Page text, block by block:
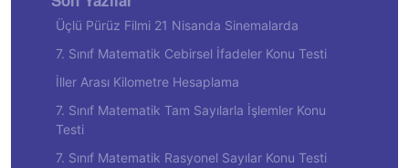
Üçlü Pürüz Filmi 21 Nisanda Sinemalarda
7. Sınıf Matematik Cebirsel İfadeler Konu Testi
İller Arası Kilometre Hesaplama
7. Sınıf Matematik Tam Sayılarla İşlemler Konu
Testi
7. Sınıf Matematik Rasyonel Sayılar Konu Testi